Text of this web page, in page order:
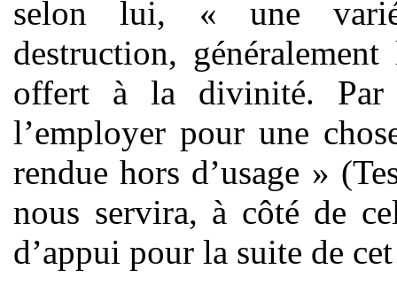
selon lui, « une
destruction,
offert à la divinité. Par
l’employer pour une
rendue hors d’usage »
nous servira, à côté de
d’appui pour la suite de